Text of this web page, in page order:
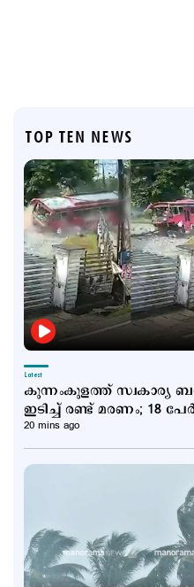
TOP TEN NEWS
Latest
കുന്നംകുളത്ത് സ്വകാര്യ
ഇടിച്ച് രണ്ട് മരണം; 18
20 mins ago